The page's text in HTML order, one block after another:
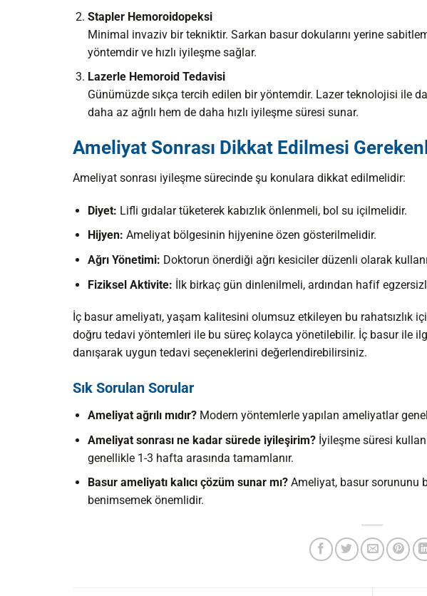
Stapler Hemoroidopeksi
Minimal invaziv bir tekniktir. Sarkan basur dokularını yerine
yöntemdir ve hızlı iyileşme sağlar.
Lazerle Hemoroid Tedavisi
Günümüzde sıkça tercih edilen bir yöntemdir. Lazer teknolojisi ile
daha az ağrılı hem de daha hızlı iyileşme süresi sunar.
Ameliyat Sonrası Dikkat Edilmesi
Ameliyat sonrası iyileşme sürecinde şu konulara dikkat edilmelidir:
Diyet: Lifli gıdalar tüketerek kabızlık önlenmeli, bol su içilmelidir.
Hijyen: Ameliyat bölgesinin hijyenine özen gösterilmelidir.
Ağrı Yönetimi: Doktorun önerdiği ağrı kesiciler düzenli olarak
Fiziksel Aktivite: İlk birkaç gün dinlenilmeli, ardından hafif
İç basur ameliyatı, yaşam kalitesini olumsuz etkileyen bu rahatsızlık
doğru tedavi yöntemleri ile bu süreç kolayca yönetilebilir. İç basur ile
danışarak uygun tedavi seçeneklerini değerlendirebilirsiniz.
Sık Sorulan Sorular
Ameliyat ağrılı mıdır?Modern yöntemlerle yapılan ameliyatlar
Ameliyat sonrası ne kadar sürede iyileşirim?İyileşme süresi
genellikle 1-3 hafta arasında tamamlanır.
Basur ameliyatı kalıcı çözüm sunar mı?Ameliyat, basur sorununu
benimsemek önemlidir.